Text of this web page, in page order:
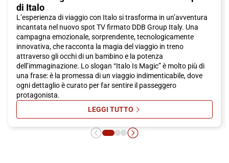
biglietto Italo per Paola!
di Italo
L’esperienza di viaggio con Italo si trasforma in un’avventura
incantata nel nuovo spot TV firmato DDB Group Italy. Una
campagna emozionale, sorprendente, tecnologicamente
innovativa, che racconta la magia del viaggio in treno
attraverso gli occhi di un bambino e la potenza
dell’immaginazione. Lo slogan “Italo Is Magic” è molto più di
una frase: è la promessa di un viaggio indimenticabile, dove
ogni dettaglio è curato per far sentire il passeggero
protagonista.
LEGGI TUTTOSU ITALO IS MAGIC: ON AIR LA